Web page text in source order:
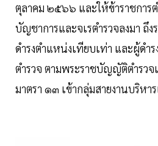
ตุลาคม ๒๕๖๖ และให้ข้าราชการ
บัญชาการและจเรตำรวจลงมา ถึ
ดำรงตำแหน่งเทียบเท่า และผู้ดำ
ตำรวจ ตามพระราชบัญญัติตำรว
มาตรา ๑๓ เข้ากลุ่มสายงานบริห